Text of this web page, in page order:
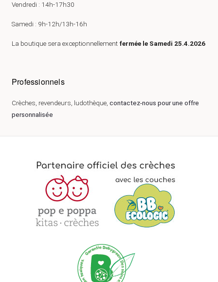
Vendredi : 14h-17h30
Samedi : 9h-12h/13h-16h
La boutique sera exceptionnellement fermée le Samedi 25.4.2026
Professionnels
Crèches, revendeurs, ludothèque, contactez-nous pour une offre
personnalisée